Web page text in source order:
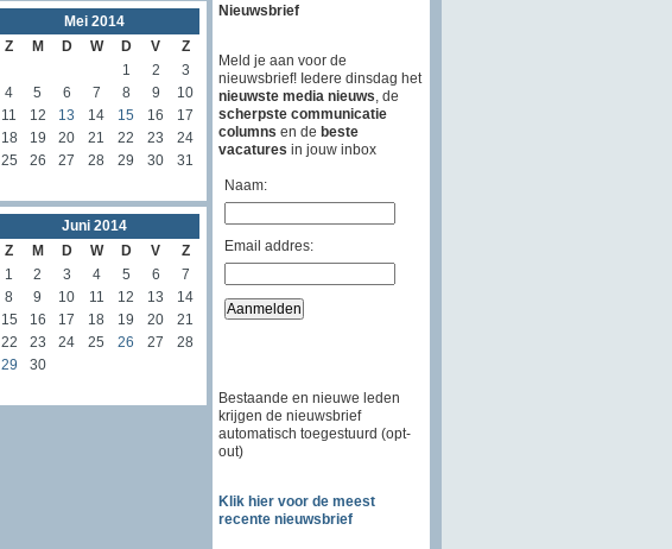
Mei 2014
Z
M D W D V
Z
1
2
3
4
5 6 7 8 9
10
11
12 13 14 15 16
17
18
19 20 21 22 23
24
25
26 27 28 29 30 31
Juni 2014
Z
M D W D V
Z
1
2 3 4 5 6
7
8
9 10 11 12 13
14
15
16 17 18 19 20
21
22
23 24 25 26 27
28
29
30
Nieuwsbrief
Meld je aan voor de
nieuwsbrief! Iedere dinsdag het
nieuwste media nieuws , de
scherpste communicatie
columns en de beste
vacatures in jouw inbox
Naam:
Email addres:
Bestaande en nieuwe leden
krijgen de nieuwsbrief
automatisch toegestuurd (opt-
out)
Klik hier voor de meest
recente nieuwsbrief